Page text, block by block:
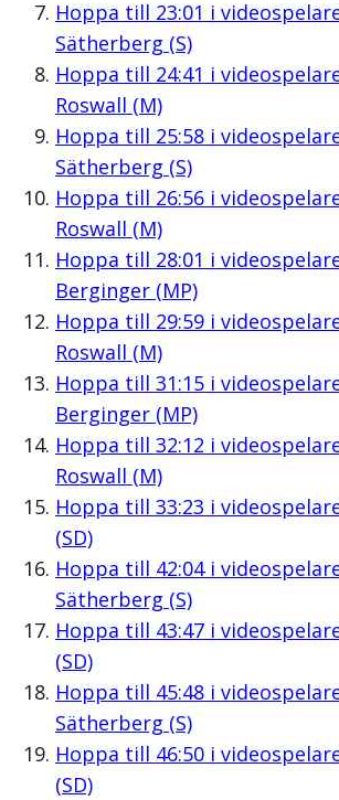
Hoppa till 23:01 i
Sätherberg (S)
Hoppa till 24:41 i
Roswall (M)
Hoppa till 25:58i
Sätherberg (S)
Hoppa till 26:56i
Roswall (M)
Hoppa till 28:01 i
Berginger (MP)
Hoppa till 29:59i
Roswall (M)
Hoppa till 31:15i
Berginger (MP)
Hoppa till 32:12 i
Roswall (M)
Hoppa till 33:23 i
(SD)
Hoppa till 42:04i
Sätherberg (S)
Hoppa till 43:47i
(SD)
Hoppa till 45:48i
Sätherberg (S)
Hoppa till 46:50i
(SD)